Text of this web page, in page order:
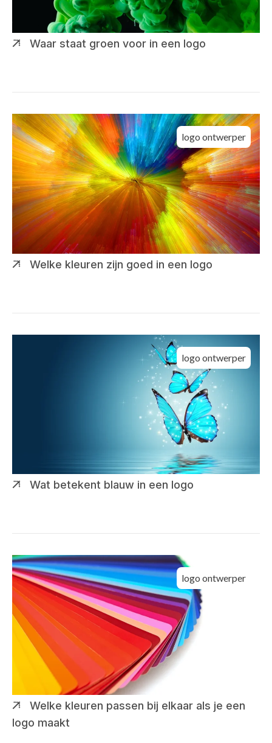
Waar staat groen voor in een logo
Welke kleuren zijn goed in een logo
logo ontwerper
Wat betekent blauw in een logo
logo ontwerper
logo maakt
logo ontwerper